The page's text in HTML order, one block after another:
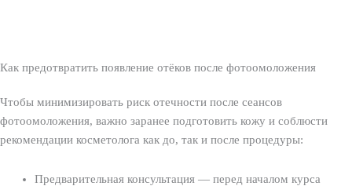
Как предотвратить появление отёков после фотоомоложения
Чтобы минимизировать риск отечности после сеансов
фотоомоложения, важно заранее подготовить кожу и соблюсти
рекомендации косметолога как до, так и после процедуры:
Предварительная консультация — перед началом курса